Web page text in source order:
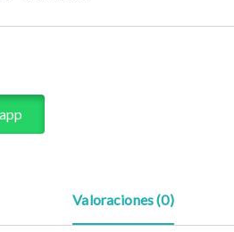
Valoraciones (0)